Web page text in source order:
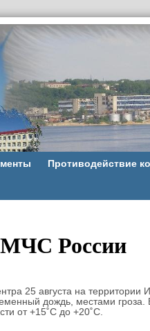
Противодействие
МЧС России
25 августа на территории
дождь, местами
от +15˚С до +20˚С.